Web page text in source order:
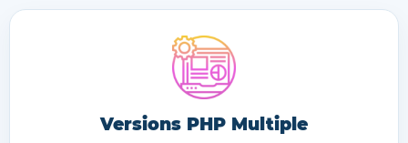
Versions PHP Multiple